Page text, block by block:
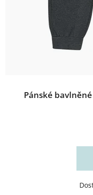
Pánské